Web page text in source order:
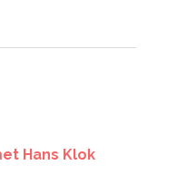
Hans Klok